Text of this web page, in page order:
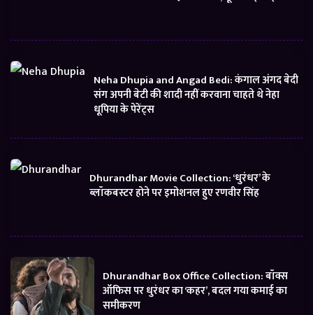
Neha Dhupia and Angad Bedi: कंगाल अंगद बेदी
संग अपनी बेटी की शादी नहीं करवाना चाहते थे नेहा
धूपिया के पेरेंट्स
Dhurandhar Movie Collection: ‘धुरंधर’ के
ब्लॉकबस्टर होने पर इमोशनल हुए रणवीर सिंह
Dhurandhar Box Office Collection: बॉक्स
ऑफिस पर धुरंधर का ‘कहर’, बदल गया कमाई का
समीकरण